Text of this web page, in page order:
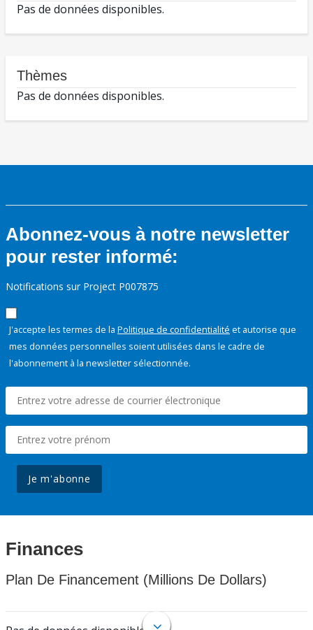
Pas de données disponibles.
Thèmes
Pas de données disponibles.
Abonnez-vous à notre newsletter
pour rester informé:
Notifications sur Project P007875
J'accepte les termes de la Politique de confidentialité et autorise que
mes données personnelles soient utilisées dans le cadre de
l'abonnement à la newsletter sélectionnée.
Je m'abonne
Finances
Plan De Financement (Millions De Dollars)